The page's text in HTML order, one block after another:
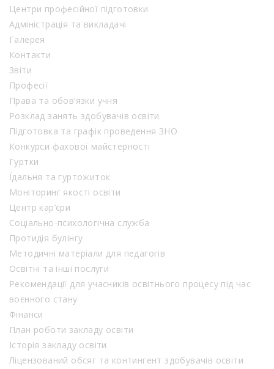
Центри професійної підготовки
Адміністрація та викладачі
Галерея
Контакти
Звіти
Професії
Права та обов’язки учня
Розклад занять здобувачів освіти
Підготовка та графік проведення ЗНО
Конкурси фахової майстерності
Гуртки
Їдальня та гуртожиток
Моніторинг якості освіти
Центр кар’єри
Соціально-психологічна служба
Протидія булінгу
Методичні матеріали для педагогів
Освітні та інші послуги
Рекомендації для учасників освітнього процесу під час
воєнного стану
Фінанси
План роботи закладу освіти
Історія закладу освіти
Ліцензований обсяг та контингент здобувачів освіти